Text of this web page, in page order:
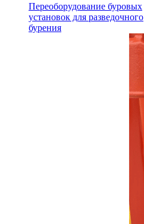
Переоборудование буровых
установок для разведочного
бурения